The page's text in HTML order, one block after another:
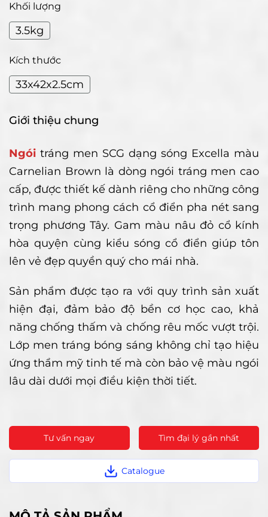
Khối lượng
3.5kg
Kích thước
33x42x2.5cm
Giới thiệu chung
Ngói tráng men SCG dạng sóng Excella màu
Carnelian Brown là dòng ngói tráng men cao
cấp, được thiết kế dành riêng cho những công
trình mang phong cách cổ điển pha nét sang
trọng phương Tây. Gam màu nâu đỏ cổ kính
hòa quyện cùng kiểu sóng cổ điển giúp tôn
lên vẻ đẹp quyền quý cho mái nhà.
Sản phẩm được tạo ra với quy trình sản xuất
hiện đại, đảm bảo độ bền cơ học cao, khả
năng chống thấm và chống rêu mốc vượt trội.
Lớp men tráng bóng sáng không chỉ tạo hiệu
ứng thẩm mỹ tinh tế mà còn bảo vệ màu ngói
lâu dài dưới mọi điều kiện thời tiết.
Tư vấn ngay Tìm đại lý gần nhất
Catalogue